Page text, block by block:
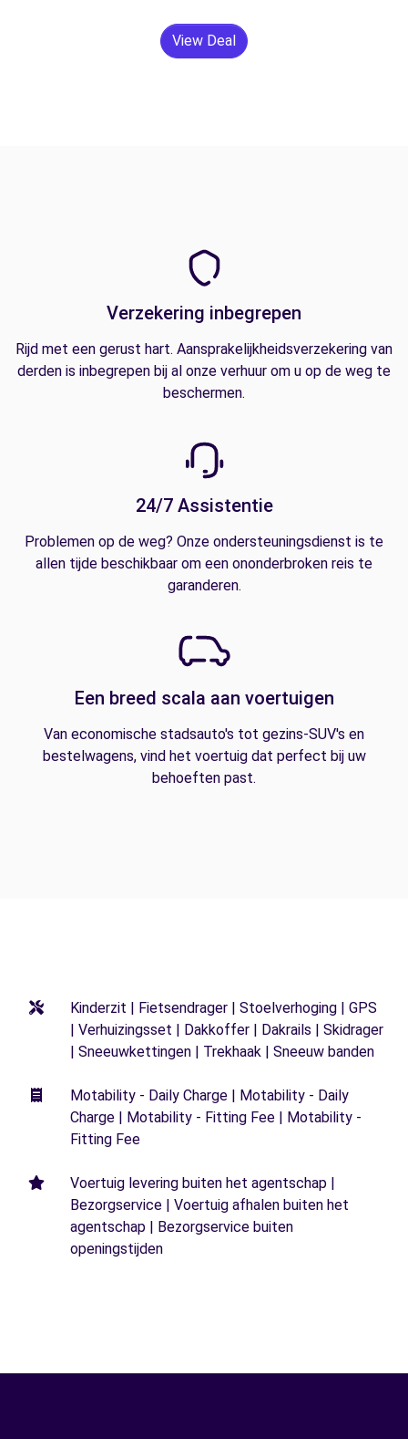
View Deal
Verzekering inbegrepen
Rijd met een gerust hart. Aansprakelijkheidsverzekering van
derden is inbegrepen bij al onze verhuur om u op de weg te
beschermen.
24/7 Assistentie
Problemen op de weg? Onze ondersteuningsdienst is te
allen tijde beschikbaar om een ononderbroken reis te
garanderen.
Een breed scala aan voertuigen
Van economische stadsauto's tot gezins-SUV's en
bestelwagens, vind het voertuig dat perfect bij uw
behoeften past.
Kinderzit | Fietsendrager | Stoelverhoging | GPS
| Verhuizingsset | Dakkoffer | Dakrails | Skidrager
| Sneeuwkettingen | Trekhaak | Sneeuw banden
Motability - Daily Charge | Motability - Daily
Charge | Motability - Fitting Fee | Motability -
Fitting Fee
Voertuig levering buiten het agentschap |
Bezorgservice | Voertuig afhalen buiten het
agentschap | Bezorgservice buiten
openingstijden